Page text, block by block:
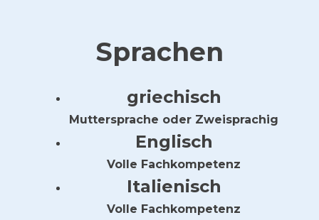
Sprachen
griechisch
Muttersprache oder Zweisprachig
Englisch
Volle Fachkompetenz
Italienisch
Volle Fachkompetenz